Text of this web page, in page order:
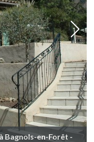
Bagnols-en-Forêt -